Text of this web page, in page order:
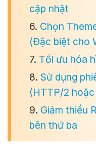
cập nhật
6. Chọn
(Đặc biệt cho
7. Tối ưu hóa
8. Sử dụng
(HTTP/2
9. Giảm thiểu
bên thứ ba